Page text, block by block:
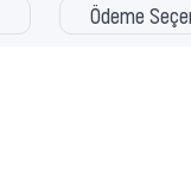
Ödeme